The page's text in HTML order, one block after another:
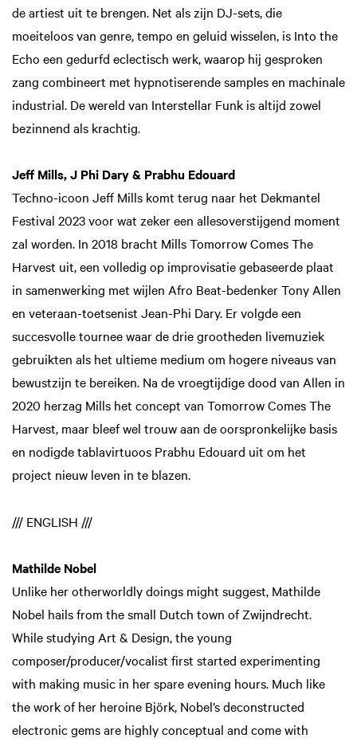
de artiest uit te brengen. Net als zijn DJ-sets, die
moeiteloos van genre, tempo en geluid wisselen, is Into the
Echo een gedurfd eclectisch werk, waarop hij gesproken
zang combineert met hypnotiserende samples en machinale
industrial. De wereld van Interstellar Funk is altijd zowel
bezinnend als krachtig.
Jeff Mills, J Phi Dary & Prabhu Edouard
Techno-icoon Jeff Mills komt terug naar het Dekmantel
Festival 2023 voor wat zeker een allesoverstijgend moment
zal worden. In 2018 bracht Mills Tomorrow Comes The
Harvest uit, een volledig op improvisatie gebaseerde plaat
in samenwerking met wijlen Afro Beat-bedenker Tony Allen
en veteraan-toetsenist Jean-Phi Dary. Er volgde een
succesvolle tournee waar de drie grootheden livemuziek
gebruikten als het ultieme medium om hogere niveaus van
bewustzijn te bereiken. Na de vroegtijdige dood van Allen in
2020 herzag Mills het concept van Tomorrow Comes The
Harvest, maar bleef wel trouw aan de oorspronkelijke basis
en nodigde tablavirtuoos Prabhu Edouard uit om het
project nieuw leven in te blazen.
/// ENGLISH ///
Mathilde Nobel
Unlike her otherworldly doings might suggest, Mathilde
Nobel hails from the small Dutch town of Zwijndrecht.
While studying Art & Design, the young
composer/producer/vocalist first started experimenting
with making music in her spare evening hours. Much like
the work of her heroine Björk, Nobel’s deconstructed
electronic gems are highly conceptual and come with